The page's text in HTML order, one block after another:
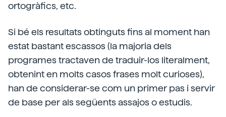
ortogràfics, etc.
Si bé els resultats obtinguts fins al moment han
estat bastant escassos (la majoria dels
programes tractaven de traduir-los literalment,
obtenint en molts casos frases molt curioses),
han de considerar-se com un primer pas i servir
de base per als següents assajos o estudis.